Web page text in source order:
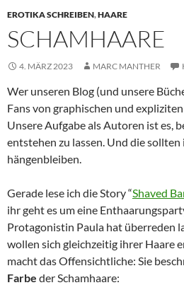
EROTIKA SCHREIBEN,HAARE
SCHAMHAARE
4. MÄRZ 2023 MARC MANTHER
Wer unseren Blog (und unsere
Fans von graphischen und
Unsere Aufgabe als Autoren ist es,
entstehen zu lassen. Und die sollten
hängenbleiben.
Gerade lese ich die Story “Shaved
ihr geht es um eine
Protagonistin Paula hat überreden
wollen sich gleichzeitig ihrer Haare
macht das Offensichtliche: Sie
Farbe der Schamhaare: